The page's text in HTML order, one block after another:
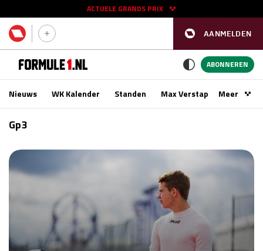
AANMELDEN
ACTUELE GRANDS PRIX
11 - 13 sep
Race
GP AZERBEIDZJAN 2026
GP SINGAPORE 2026
Kwalificatie
za 15:00 - 16:00
Race
zo 14:00 - 16:00
ABONNEREN
Nieuws WK Kalender Standen Max VerstappenMeer
Gp3